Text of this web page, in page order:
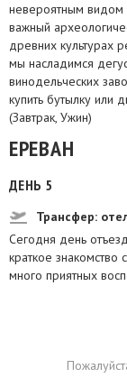
невероятным видом
важный
древних культурах
мы насладимся
винодельческих
купить бутылку или
(Завтрак, Ужин)
ЕРЕВАН
ДЕНЬ 5
Трансфер:
Сегодня день
краткое знакомство
много приятных